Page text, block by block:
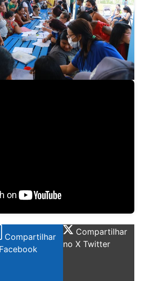
Compartilhar
Compartilhar
no X Twitter